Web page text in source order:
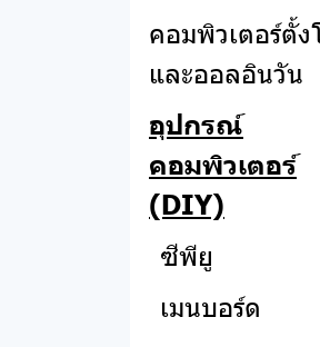
หูฟัง
ลำโพง
สมาร์ทวอทช์
อุปกรณ์ PHOTO
STUDIO
ฟิล์ม
iPhone
iPad
Apple Watch
Asus
Acer
Lenovo
Dell
Hp
คอมพิวเตอร์ตั้ง
และออลอินวัน
ออลอินวัน
Asus
Acer
คอมพิวเตอร์ตั้ง
Acer
Asus
HP
อุปกรณ์
คอมพิวเตอร์
(DIY)
ซีพียู
เมนบอร์ด